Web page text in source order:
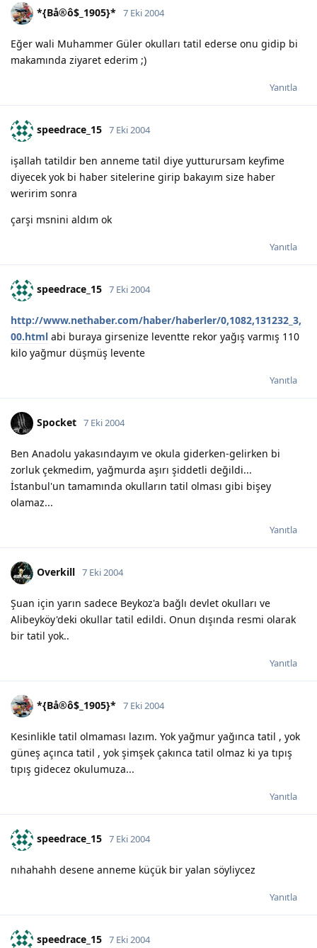
*{Bå®ô$_1905}* 7 Eki 2004
Eğer wali Muhammer Güler okulları tatil ederse onu gidip bi
makamında ziyaret ederim ;)
Yanıtla
speedrace_15 7 Eki 2004
işallah tatildir ben anneme tatil diye yutturursam keyfime
diyecek yok bi haber sitelerine girip bakayım size haber
weririm sonra
çarşi msnini aldım ok
Yanıtla
speedrace_15 7 Eki 2004
http://www.nethaber.com/haber/haberler/0,1082,131232_3,
00.html abi buraya girsenize leventte rekor yağış varmış 110
kilo yağmur düşmüş levente
Yanıtla
Spocket 7 Eki 2004
Ben Anadolu yakasındayım ve okula giderken-gelirken bi
zorluk çekmedim, yağmurda aşırı şiddetli değildi...
İstanbul'un tamamında okulların tatil olması gibi bişey
olamaz...
Yanıtla
Overkill 7 Eki 2004
Şuan için yarın sadece Beykoz'a bağlı devlet okulları ve
Alibeyköy'deki okullar tatil edildi. Onun dışında resmi olarak
bir tatil yok..
Yanıtla
*{Bå®ô$_1905}* 7 Eki 2004
Kesinlikle tatil olmaması lazım. Yok yağmur yağınca tatil , yok
güneş açınca tatil , yok şimşek çakınca tatil olmaz ki ya tıpış
tıpış gidecez okulumuza...
Yanıtla
speedrace_15 7 Eki 2004
nıhahahh desene anneme küçük bir yalan söyliycez
Yanıtla
speedrace_15 7 Eki 2004